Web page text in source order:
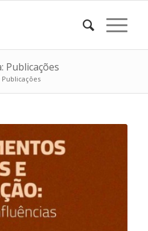
Publicações
Publicações